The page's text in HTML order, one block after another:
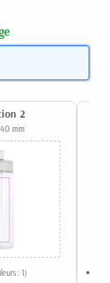
2
mm
: 1)